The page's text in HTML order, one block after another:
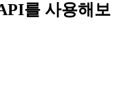
를 사용해보